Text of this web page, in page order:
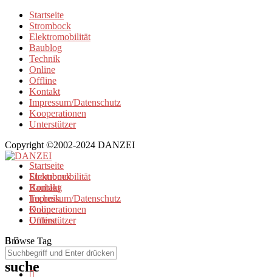
Startseite
Strombock
Elektromobilität
Baublog
Technik
Online
Offline
Kontakt
Impressum/Datenschutz
Kooperationen
Unterstützer
Copyright ©2002-2024 DANZEI
Startseite
Strombock
Kontakt
Impressum/Datenschutz
Kooperationen
Unterstützer
Elektromobilität
Baublog
Technik
Online
Offline
Browse Tag
suche